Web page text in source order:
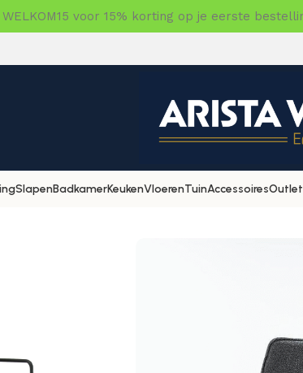
SlapenBadkamerKeukenVloerenTuinAccessoiresOutlet
voor 15% korting op je eerste